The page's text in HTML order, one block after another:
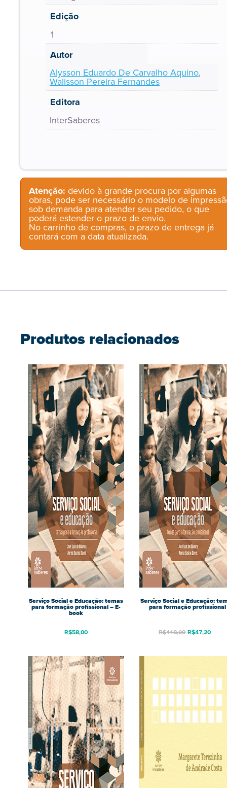
Edição
1
Autor
Alysson Eduardo De Carvalho Aquino,
Walisson Pereira Fernandes
Editora
InterSaberes
Atenção: devido à grande procura por algumas
obras, pode ser necessário o modelo de
sob demanda para atender seu pedido, o que
poderá estender o prazo de envio.
No carrinho de compras, o prazo de entrega já
contará com a data atualizada.
Produtos relacionados
Serviço Social e Educação: temas
para formação profissional – E-
book
R$58,00
Serviço Social e Educação:
para formação profissional
R$118,00 R$47,20